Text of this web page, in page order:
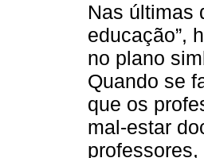
Nas últimas
educação”,
no plano
Quando se
que os
mal-estar